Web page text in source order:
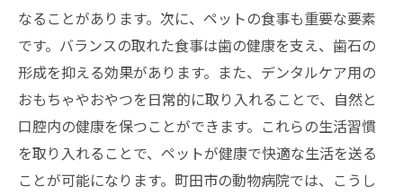
なることがあります。次に、ペットの食事も重要な要素
です。バランスの取れた食事は歯の健康を支え、歯石の
形成を抑える効果があります。また、デンタルケア用の
おもちゃやおやつを日常的に取り入れることで、自然と
口腔内の健康を保つことができます。これらの生活習慣
を取り入れることで、ペットが健康で快適な生活を送る
ことが可能になります。町田市の動物病院では、こうし